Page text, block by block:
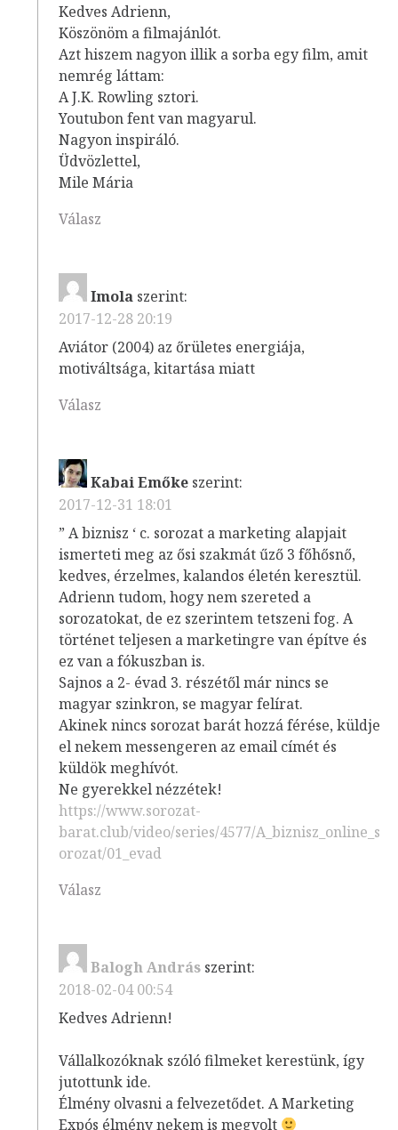
Kedves Adrienn,
Köszönöm a filmajánlót.
Azt hiszem nagyon illik a sorba egy film, amit
nemrég láttam:
A J.K. Rowling sztori.
Youtubon fent van magyarul.
Nagyon inspiráló.
Üdvözlettel,
Mile Mária
Válasz
Imola szerint:
2017-12-28 20:19
Aviátor (2004) az őrületes energiája,
motiváltsága, kitartása miatt
Válasz
Kabai Emőke szerint:
2017-12-31 18:01
” A biznisz ‘ c. sorozat a marketing alapjait
ismerteti meg az ősi szakmát űző 3 főhősnő,
kedves, érzelmes, kalandos életén keresztül.
Adrienn tudom, hogy nem szereted a
sorozatokat, de ez szerintem tetszeni fog. A
történet teljesen a marketingre van építve és
ez van a fókuszban is.
Sajnos a 2- évad 3. részétől már nincs se
magyar szinkron, se magyar felírat.
Akinek nincs sorozat barát hozzá férése, küldje
el nekem messengeren az email címét és
küldök meghívót.
Ne gyerekkel nézzétek!
https://www.sorozat-
barat.club/video/series/4577/A_biznisz_online_s
orozat/01_evad
Válasz
Balogh András szerint:
2018-02-04 00:54
Kedves Adrienn!
Vállalkozóknak szóló filmeket kerestünk, így
jutottunk ide.
Élmény olvasni a felvezetődet. A Marketing
Expós élmény nekem is megvolt